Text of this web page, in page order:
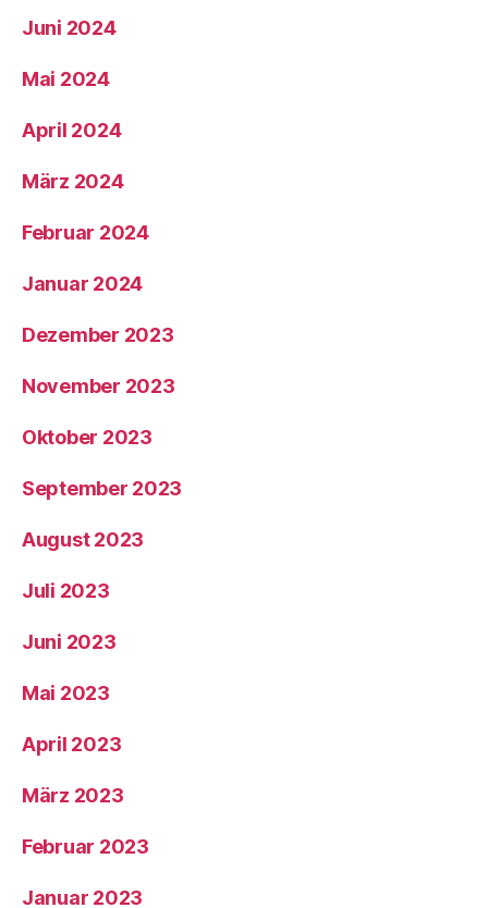
Juni 2024
Mai 2024
April 2024
März 2024
Februar 2024
Januar 2024
Dezember 2023
November 2023
Oktober 2023
September 2023
August 2023
Juli 2023
Juni 2023
Mai 2023
April 2023
März 2023
Februar 2023
Januar 2023